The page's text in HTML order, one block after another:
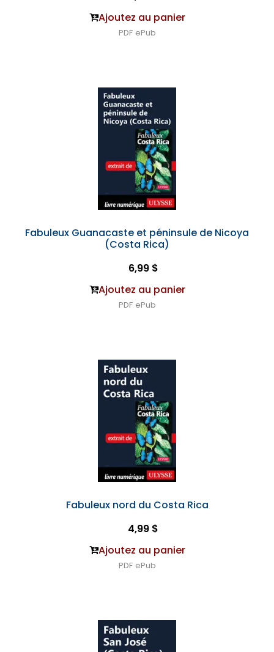
Ajoutez au panier
PDF ePub
Fabuleux Guanacaste et péninsule de Nicoya
(Costa Rica)
6,99 $
Ajoutez au panier
PDF ePub
Fabuleux nord du Costa Rica
4,99 $
Ajoutez au panier
PDF ePub